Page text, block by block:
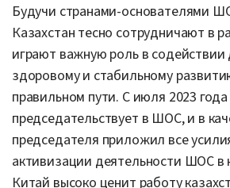
Будучи странами-основателями
Казахстан тесно сотрудничают в
играют важную роль в содействии
здоровому и стабильному
правильном пути. С июля 2023
председательствует в ШОС, и в
председателя приложил все
активизации деятельности ШОС в
Китай высоко ценит работу